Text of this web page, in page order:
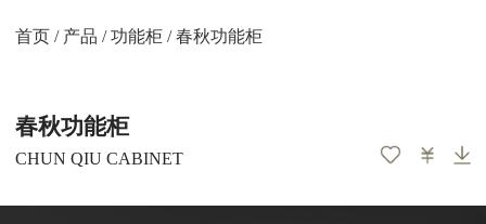
首页 / 产品 /功能柜 / 春秋功能柜
春秋功能柜
CHUN QIU CABINET